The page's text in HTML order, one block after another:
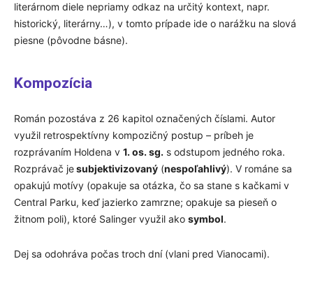
literárnom diele nepriamy odkaz na určitý kontext, napr.
historický, literárny…), v tomto prípade ide o narážku na slová
piesne (pôvodne básne).
Kompozícia
Román pozostáva z 26 kapitol označených číslami. Autor
využil retrospektívny kompozičný postup – príbeh je
rozprávaním Holdena v 1. os. sg. s odstupom jedného roka.
Rozprávač jesubjektivizovaný (nespoľahlivý). V románe sa
opakujú motívy (opakuje sa otázka, čo sa stane s kačkami v
Central Parku, keď jazierko zamrzne; opakuje sa pieseň o
žitnom poli), ktoré Salinger využil ako symbol.
Dej sa odohráva počas troch dní (vlani pred Vianocami).